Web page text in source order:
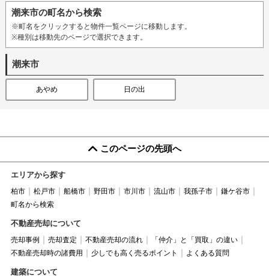
潮来市の町名から検索
※町名をクリックすると物件一覧ページに移動します。
※種別は移動先のページで選択できます。
潮来市
あやめ 日の出
このページの先頭へ
エリアから探す
柏市 松戸市 船橋市 野田市 市川市 流山市 我孫子市
鎌ケ谷市
町名から検索
不動産売却について
売却事例 売却査定 不動産売却の流れ
「仲介」と「買取」の違い
不動産売却時の諸費用
少しでも高く売るポイント よくある質問
建築について